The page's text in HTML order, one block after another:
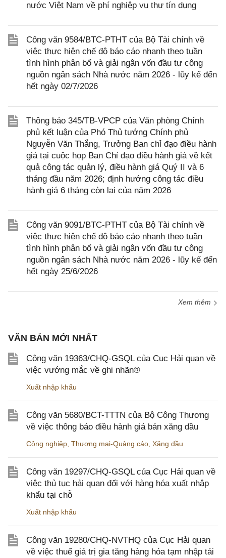
nước Việt Nam về phí nghiệp vụ thư tín dụng
Công văn 9584/BTC-PTHT của Bộ Tài chính về
việc thực hiện chế độ báo cáo nhanh theo tuần
tình hình phân bổ và giải ngân vốn đầu tư công
nguồn ngân sách Nhà nước năm 2026 - lũy kế đến
hết ngày 02/7/2026
Thông báo 345/TB-VPCP của Văn phòng Chính
phủ kết luận của Phó Thủ tướng Chính phủ
Nguyễn Văn Thắng, Trưởng Ban chỉ đạo điều hành
giá tại cuộc họp Ban Chỉ đạo điều hành giá về kết
quả công tác quản lý, điều hành giá Quý II và 6
tháng đầu năm 2026; định hướng công tác điều
hành giá 6 tháng còn lại của năm 2026
Công văn 9091/BTC-PTHT của Bộ Tài chính về
việc thực hiện chế độ báo cáo nhanh theo tuần
tình hình phân bổ và giải ngân vốn đầu tư công
nguồn ngân sách Nhà nước năm 2026 - lũy kế đến
hết ngày 25/6/2026
Xem thêm
VĂN BẢN MỚI NHẤT
Công văn 19363/CHQ-GSQL của Cục Hải quan về
việc vướng mắc về ghi nhãn®
Xuất nhập khẩu
Công văn 5680/BCT-TTTN của Bộ Công Thương
về việc thông báo điều hành giá bán xăng dầu
Công nghiệp, Thương mại-Quảng cáo, Xăng dầu
Công văn 19297/CHQ-GSQL của Cục Hải quan về
việc thủ tục hải quan đối với hàng hóa xuất nhập
khẩu tại chỗ
Xuất nhập khẩu
Công văn 19280/CHQ-NVTHQ của Cục Hải quan
về việc thuế giá trị gia tăng hàng hóa tạm nhập tái